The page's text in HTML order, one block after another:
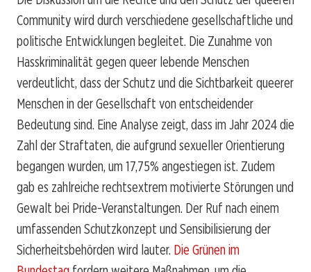
Community wird durch verschiedene gesellschaftliche und
politische Entwicklungen begleitet. Die Zunahme von
Hasskriminalität gegen queer lebende Menschen
verdeutlicht, dass der Schutz und die Sichtbarkeit queerer
Menschen in der Gesellschaft von entscheidender
Bedeutung sind. Eine Analyse zeigt, dass im Jahr 2024 die
Zahl der Straftaten, die aufgrund sexueller Orientierung
begangen wurden, um 17,75% angestiegen ist. Zudem
gab es zahlreiche rechtsextrem motivierte Störungen und
Gewalt bei Pride-Veranstaltungen. Der Ruf nach einem
umfassenden Schutzkonzept und Sensibilisierung der
Sicherheitsbehörden wird lauter. Die Grünen im